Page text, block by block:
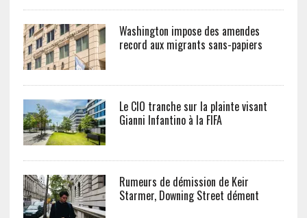
Washington impose des amendes
record aux migrants sans-papiers
Le CIO tranche sur la plainte visant
Gianni Infantino à la FIFA
Rumeurs de démission de Keir
Starmer, Downing Street dément